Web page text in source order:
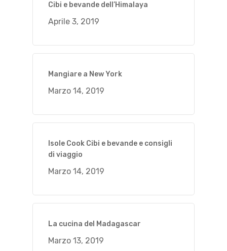
Cibi e bevande dell’Himalaya
Aprile 3, 2019
Mangiare a New York
Marzo 14, 2019
Isole Cook Cibi e bevande e consigli
di viaggio
Marzo 14, 2019
La cucina del Madagascar
Marzo 13, 2019